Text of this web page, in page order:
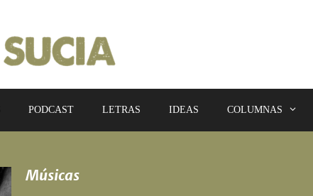
PODCAST LETRAS IDEAS COLUMNAS
Músicas